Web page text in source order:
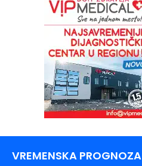
VREMENSKA PROGNOZA